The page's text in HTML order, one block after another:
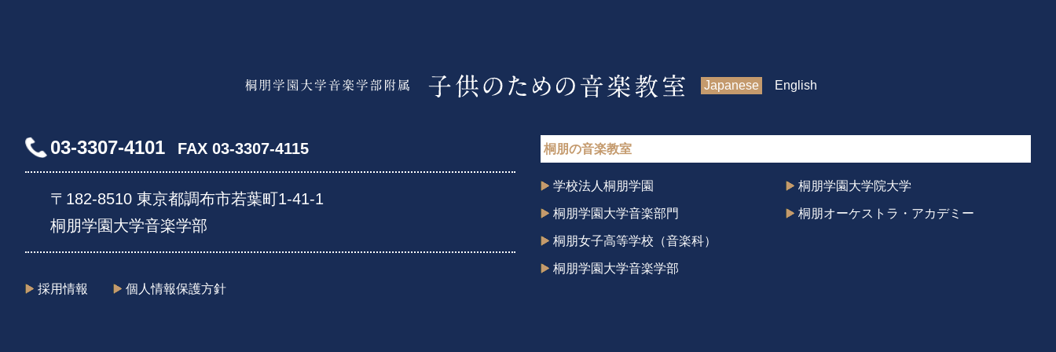
Japanese English
03-3307-4101 FAX 03-3307-4115
〒182-8510 東京都調布市若葉町1-41-1
桐朋学園大学音楽学部
採用情報 個人情報保護方針
桐朋の音楽教室
学校法人桐朋学園
桐朋学園大学音楽部門
桐朋女子高等学校（音楽科）
桐朋学園大学音楽学部
桐朋学園大学院大学
桐朋オーケストラ・アカデミー